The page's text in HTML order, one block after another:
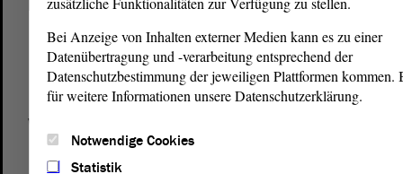
Postanschrift
Landtagvon Sachsen-Anhalt
Domplatz 6–9
39104 Magdeburg
Wegbeschreibung
Auf Google Maps
Bei Anzeige von Inhalten externer Medien kann es zu einer
Datenübertragung und -verarbeitung entsprechend der
Datenschutzbestimmung der jeweiligen Plattformen kommen.
für weitere Informationen unsere Datenschutzerklärung.
Notwendige Cookies
Statistik